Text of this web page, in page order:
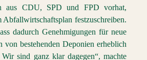
aus CDU, SPD und FPD vorhat,
Abfallwirtschaftsplan festzuschreiben.
dadurch Genehmigungen für neue
von bestehenden Deponien erheblich
sind ganz klar dagegen“, machte